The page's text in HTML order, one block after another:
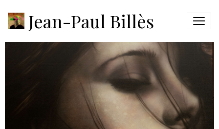
Jean-Paul Billès
EMOTION #5